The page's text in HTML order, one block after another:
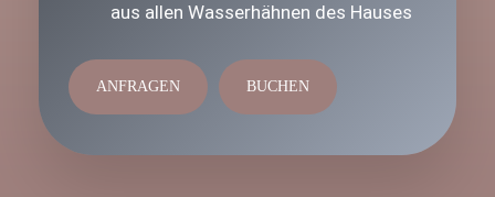
aus allen Wasserhähnen des Hauses
ANFRAGEN BUCHEN